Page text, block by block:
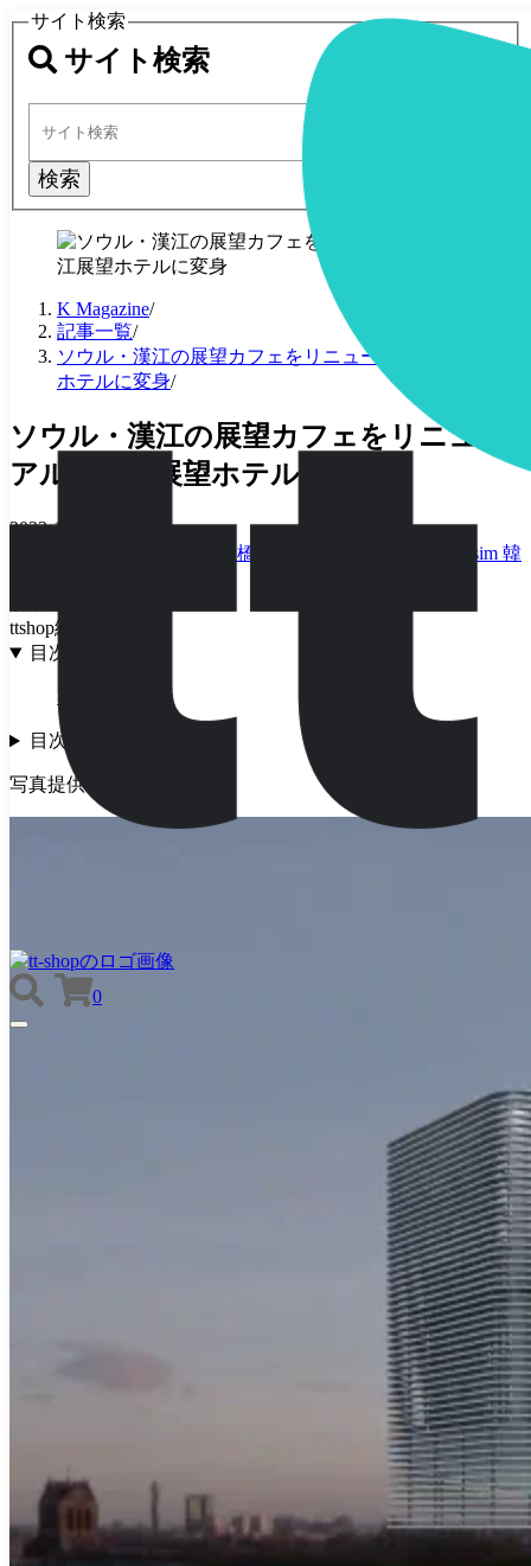
0
TOGGLE
サイト検索
サイト検索
検索
K Magazine/
記事一覧/
ソウル・漢江の展望カフェをリニューアル、漢江展望
ホテルに変身/
ソウル・漢江の展望カフェをリニュー
アル、漢江展望ホテルに変身
2023-12-08
漢江橋 韓国旅行 Esim 韓
ttshop編集部
目次
客室と眺望
目次
写真提供：ソウル市